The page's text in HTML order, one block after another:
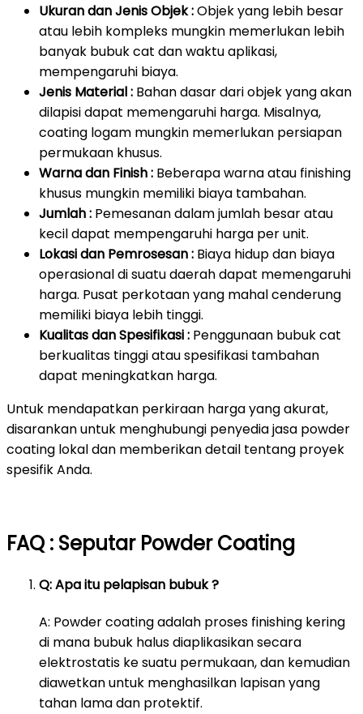
Ukuran dan Jenis Objek :Objek yang lebih besar
atau lebih kompleks mungkin memerlukan lebih
banyak bubuk cat dan waktu aplikasi,
mempengaruhi biaya.
Jenis Material : Bahan dasar dari objek yang akan
dilapisi dapat memengaruhi harga. Misalnya,
coating logam mungkin memerlukan persiapan
permukaan khusus.
Warna dan Finish : Beberapa warna atau finishing
khusus mungkin memiliki biaya tambahan.
Jumlah : Pemesanan dalam jumlah besar atau
kecil dapat mempengaruhi harga per unit.
Lokasi dan Pemrosesan : Biaya hidup dan biaya
operasional di suatu daerah dapat memengaruhi
harga. Pusat perkotaan yang mahal cenderung
memiliki biaya lebih tinggi.
Kualitas dan Spesifikasi : Penggunaan bubuk cat
berkualitas tinggi atau spesifikasi tambahan
dapat meningkatkan harga.
Untuk mendapatkan perkiraan harga yang akurat,
disarankan untuk menghubungi penyedia jasa powder
coating lokal dan memberikan detail tentang proyek
spesifik Anda.
FAQ : Seputar Powder Coating
Q: Apa itu pelapisan bubuk ?
A: Powder coating adalah proses finishing kering
di mana bubuk halus diaplikasikan secara
elektrostatis ke suatu permukaan, dan kemudian
diawetkan untuk menghasilkan lapisan yang
tahan lama dan protektif.